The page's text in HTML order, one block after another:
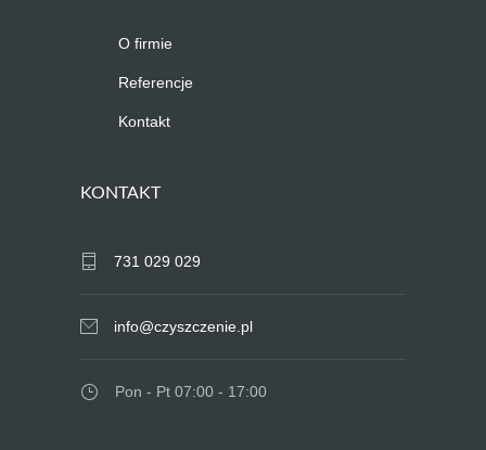
O firmie
Referencje
Kontakt
KONTAKT
731 029 029
info@czyszczenie.pl
Pon - Pt 07:00 - 17:00